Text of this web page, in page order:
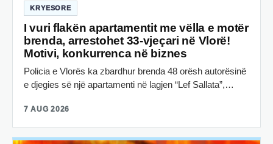
KRYESORE
I vuri flakën apartamentit me vëlla e motër
brenda, arrestohet 33-vjeçari në Vlorë!
Motivi, konkurrenca në biznes
Policia e Vlorës ka zbardhur brenda 48 orësh autorësinë
e djegies së një apartamenti në lagjen “Lef Sallata”,…
7 AUG 2026